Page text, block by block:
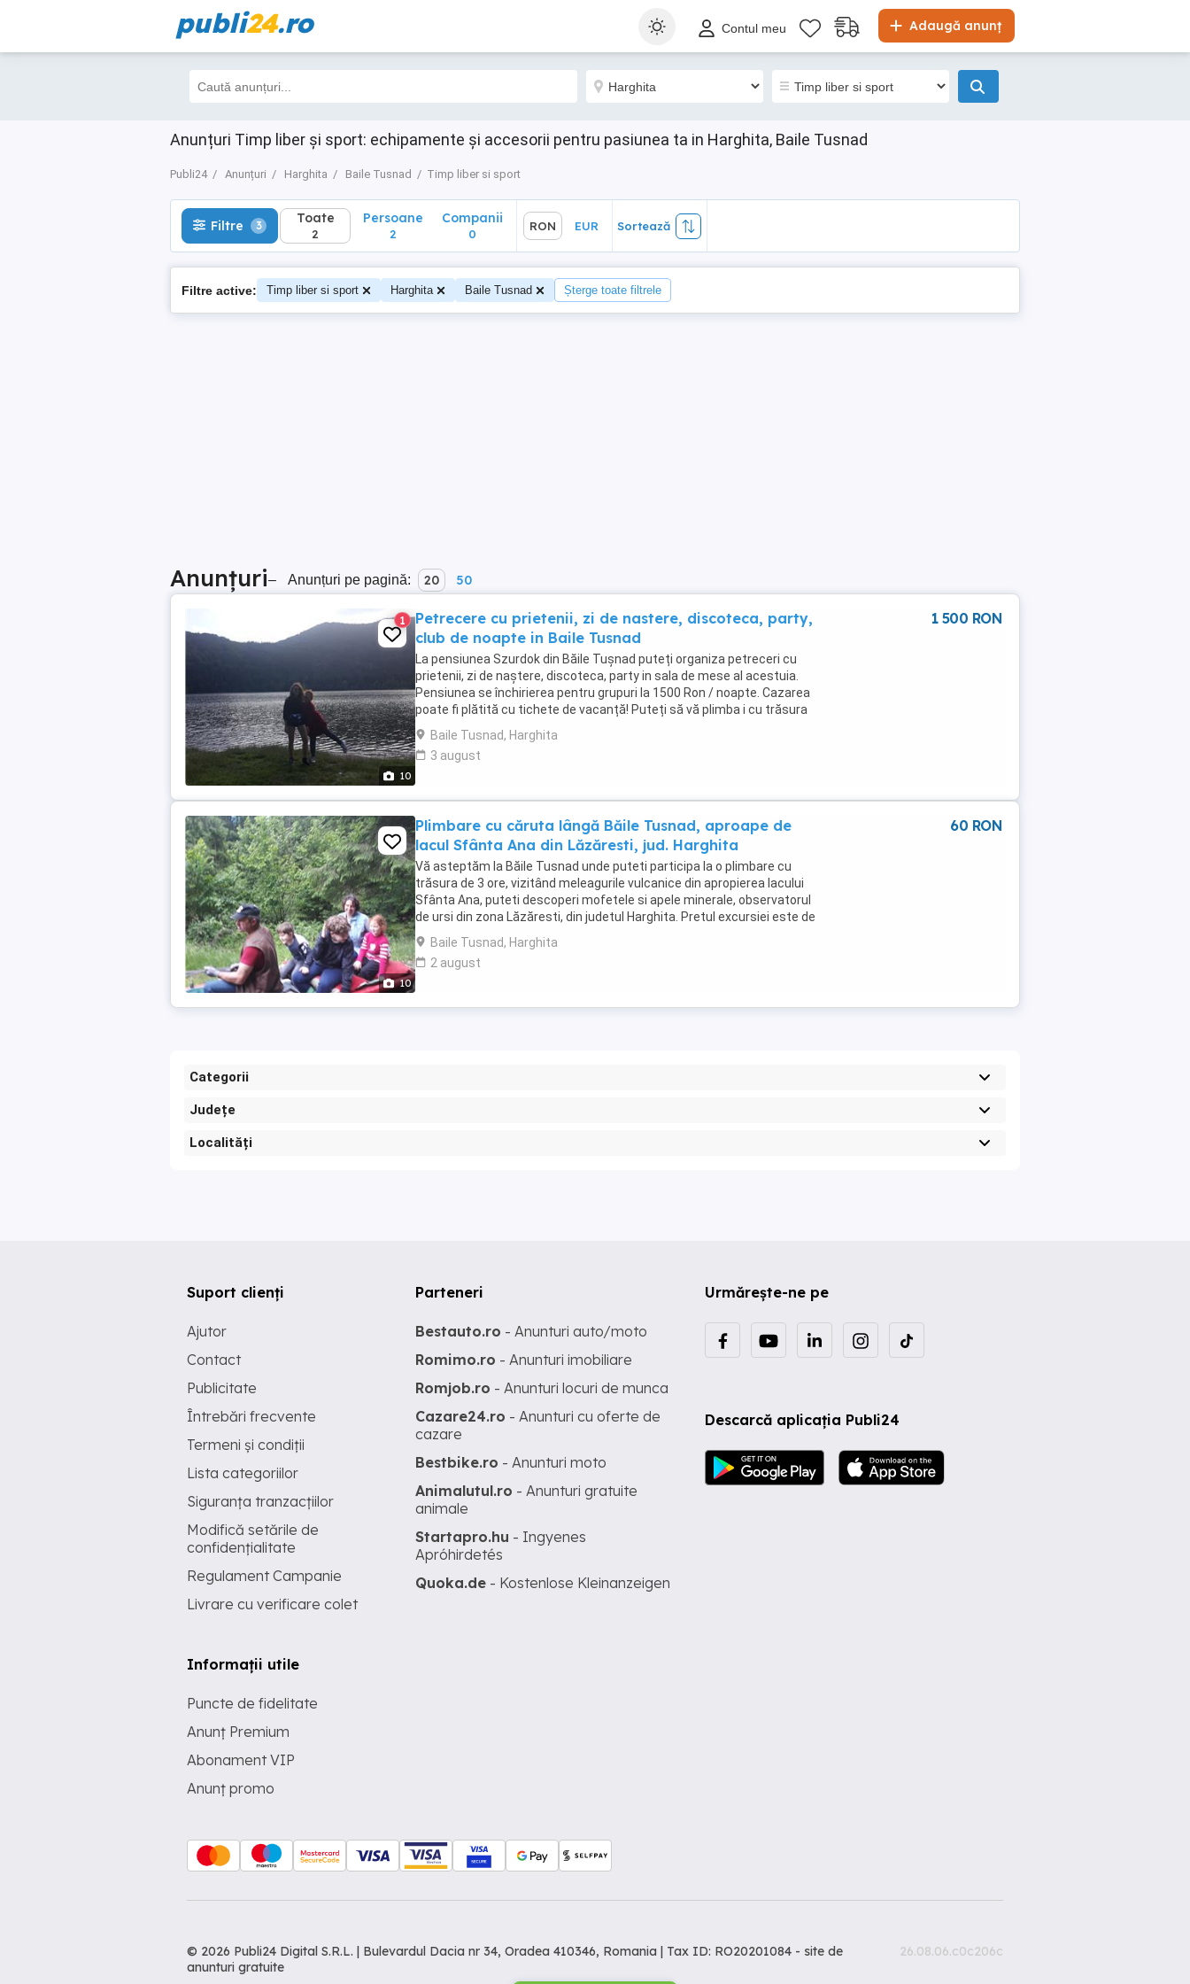
publi24.ro Adaugă anunț
Contul meu
Anunțuri Timp liber și sport: echipamente și accesorii pentru pasiunea ta in Harghita, Baile Tusnad
Publi24 Anunțuri Harghita Baile Tusnad Timp liber si sport
Filtre 3 Toate
2
Sortează
Filtre 3 Toate
2
Persoane
2
Companii
0
RON EUR Sortează
Filtre active: Timp liber si sport Harghita Baile Tusnad Șterge toate filtrele
Anunțuri– Anunțuri pe pagină: 20 50
10
1
Petrecere cu prietenii, zi de nastere, discoteca, party,
club de noapte in Baile Tusnad
La pensiunea Szurdok din Băile Tușnad puteți organiza petreceri cu
prietenii, zi de naștere, discoteca, party in sala de mese al acestuia.
Pensiunea se închirierea pentru grupuri la 1500 Ron / noapte. Cazarea
poate fi plătită cu tichete de vacanță! Puteți să vă plimba i cu trăsura
pe meleagurile pitorești ...
Baile Tusnad, Harghita
3 august
1 500 RON
10
Plimbare cu căruta lângă Băile Tusnad, aproape de
lacul Sfânta Ana din Lăzăresti, jud. Harghita
Vă asteptăm la Băile Tusnad unde puteti participa la o plimbare cu
trăsura de 3 ore, vizitând meleagurile vulcanice din apropierea lacului
Sfânta Ana, puteti descoperi mofetele si apele minerale, observatorul
de ursi din zona Lăzăresti, din judetul Harghita. Pretul excursiei este de
60 Ron/ persoană. ...
Baile Tusnad, Harghita
2 august
60 RON
Categorii
Județe
Localități
Urmărește-ne pe
Descarcă aplicația Publi24
Suport clienți
Ajutor
Contact
Publicitate
Întrebări frecvente
Termeni și condiții
Lista categoriilor
Siguranța tranzacțiilor
Modifică setările de
confidențialitate
Regulament Campanie
Livrare cu verificare colet
Informații utile
Puncte de fidelitate
Anunț Premium
Abonament VIP
Anunț promo
Parteneri
Bestauto.ro - Anunturi auto/moto
Romimo.ro - Anunturi imobiliare
Romjob.ro - Anunturi locuri de munca
Cazare24.ro - Anunturi cu oferte de
cazare
Bestbike.ro - Anunturi moto
Animalutul.ro - Anunturi gratuite
animale
Startapro.hu - Ingyenes
Apróhirdetés
Quoka.de - Kostenlose Kleinanzeigen
© 2026 Publi24 Digital S.R.L. | Bulevardul Dacia nr 34, Oradea 410346, Romania | Tax ID: RO20201084 - site de
anunturi gratuite
26.08.06.c0c206c